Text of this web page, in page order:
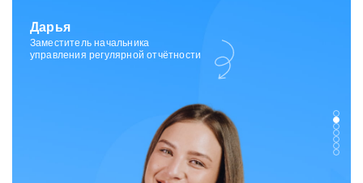
Зарина
Ведущий специалист
отдела исходящих коммуникаций